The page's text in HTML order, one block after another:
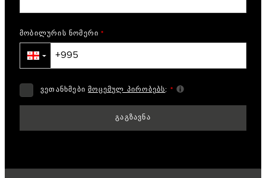
მობილურის ნომერი *
▼
ვეთანხმებიმოცემულ პირობებს: *